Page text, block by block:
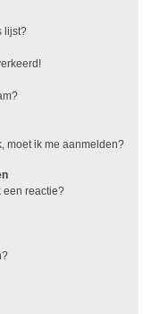
lijst?
moet ik me aanmelden?
een reactie?